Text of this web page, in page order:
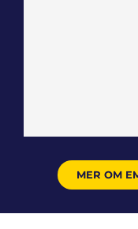
MER OM